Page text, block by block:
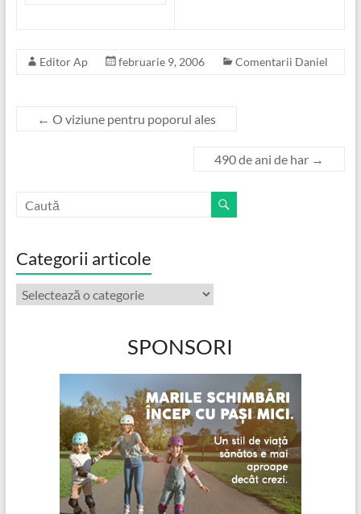
Editor Ap februarie 9, 2006 Comentarii Daniel
← O viziune pentru poporul ales
490 de ani de har →
Categorii articole
Categorii
articole
SPONSORI